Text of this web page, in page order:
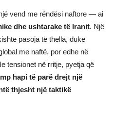
vend me rëndësi naftore — ai
dhe ushtarake të Iranit. Një
pasoja të thella, duke
me naftë, por edhe në
tensionet në rritje, pyetja që
hapi të parë drejt një
thjesht një taktikë